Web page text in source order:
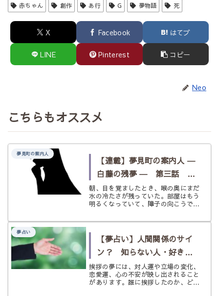
赤ちゃん 創作 あ行 G 夢物語 死
X Facebook はてブ
LINE Pinterest コピー
Neo
こちらもオススメ
夢見町の案内人
【連載】夢見町の案内人 ―
白藤の残夢 ― 第三話 水
鏡橋の夢
朝、目を覚ましたとき、喉の奥にまだ
水の冷たさが残っていた。部屋はもう
明るくなっていて、障子の向こうでは
だけが薄い水底に沈んだままみたいだ
い。ただ、古い橋の欄干と、黒い水の
ゆ...
夢占い
【夢占い】人間関係のサイ
ン？ 知らない人・好きな
人・無視する〈挨拶〉の夢
挨拶の夢には、対人運や立場の変化、
恋愛運、心の不安が映し出されること
があります。誰に挨拶したのか、どん